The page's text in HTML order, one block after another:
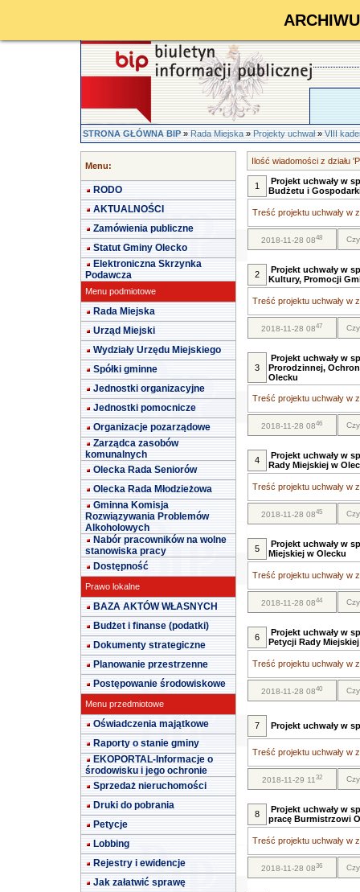
STRONA GŁÓWNA BIP»Rada Miejska»Projekty uchwał»VIII
Menu:
RODO
AKTUALNOŚCI
Zamówienia publiczne
Statut Gminy Olecko
Elektroniczna Skrzynka
Podawcza
Menu podmiotowe
Rada Miejska
Urząd Miejski
Wydziały Urzędu Miejskiego
Spółki gminne
Jednostki organizacyjne
Jednostki pomocnicze
Organizacje pozarządowe
Zarządca zasobów
komunalnych
Olecka Rada Seniorów
Olecka Rada Młodzieżowa
Gminna Komisja
Rozwiązywania Problemów
Alkoholowych
Nabór pracowników na wolne
stanowiska pracy
Dostępność
Prawo lokalne
BAZA AKTÓW WŁASNYCH
Budżet i finanse (podatki)
Dokumenty strategiczne
Planowanie przestrzenne
Postępowanie środowiskowe
Menu przedmiotowe
Oświadczenia majątkowe
Raporty o stanie gminy
EKOPORTAL-Informacje o
środowisku i jego ochronie
Sprzedaż nieruchomości
Druki do pobrania
Petycje
Lobbing
Rejestry i ewidencje
Jak załatwić sprawę
Ilość wiadomości z działu
1
Projekt uchwały w
Budżetu i
Treść projektu uchwały w
2018-11-28 0848
2
Projekt uchwały w
Kultury, Promocji
Treść projektu uchwały w
2018-11-28 0847
3
Projekt uchwały w
Prorodzinnej,
Olecku
Treść projektu uchwały w
2018-11-28 0846
4
Projekt uchwały w
Rady Miejskiej w
Treść projektu uchwały w
2018-11-28 0845
5
Projekt uchwały w
Miejskiej w Olecku
Treść projektu uchwały w
2018-11-28 0844
6
Projekt uchwały w
Petycji Rady
Treść projektu uchwały w
2018-11-28 0840
7 Projekt uchwały w
Treść projektu uchwały w
2018-11-29 1132
8
Projekt uchwały w
pracę Burmistrzowi
Treść projektu uchwały w
2018-11-28 0836